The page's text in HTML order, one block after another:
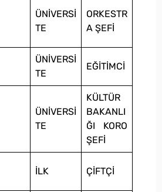
ÜNİVERSİ
TE
ORKESTR
A ŞEFİ
ÜNİVERSİ
TE
EĞİTİMCİ
ÜNİVERSİ
TE
KÜLTÜR
BAKANLI
ĞI KORO
ŞEFİ
İLK ÇİFTÇİ